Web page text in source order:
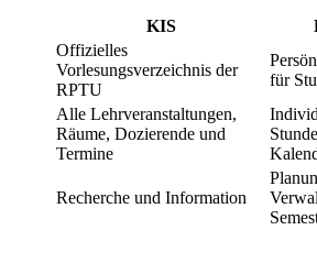
KIS
Offizielles
Vorlesungsverzeichnis der
RPTU
für
Alle Lehrveranstaltungen,
Räume, Dozierende und
Termine
Recherche und Information